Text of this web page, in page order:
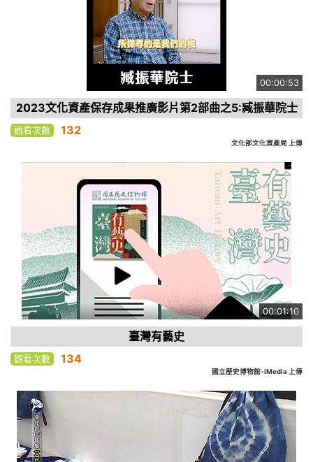
00:00:53
2023文化資產保存成果推廣影片第2部曲之5:臧振華院士
觀看次數 132
文化部文化資產局 上傳
00:01:10
臺灣有藝史
觀看次數 134
國立歷史博物館-iMedia 上傳